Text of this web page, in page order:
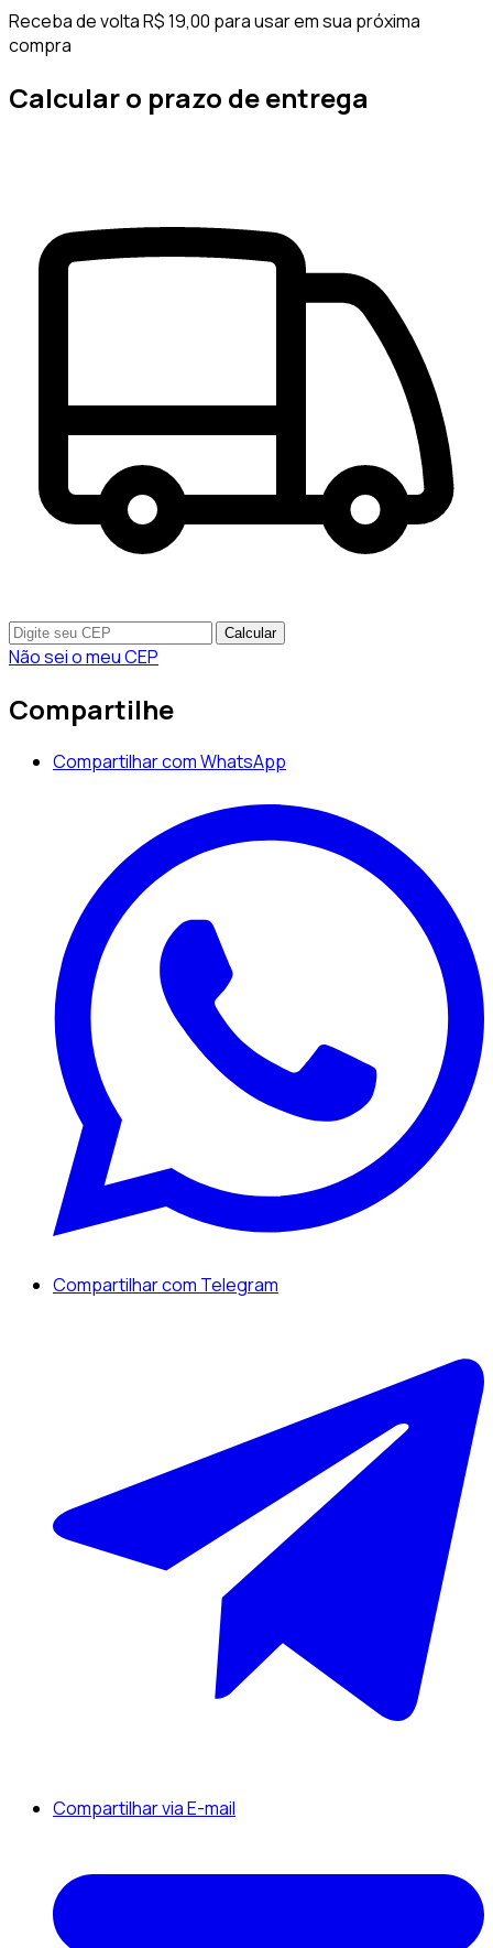
Receba de volta R$ 19,00 para usar em sua próxima
compra
Calcular o prazo de entrega
Calcular
Não sei o meu CEP
Compartilhe
Compartilhar com WhatsApp
Compartilhar com Telegram
Compartilhar via E-mail